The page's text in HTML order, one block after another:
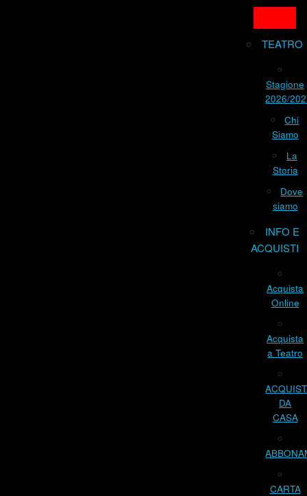
TEATRO
Stagione
2026/
Chi
Siamo
La
Storia
Dove
siamo
INFO E
ACQUISTI
Acquista
Online
Acquista
a Teatro
DA
CASA
CARTA